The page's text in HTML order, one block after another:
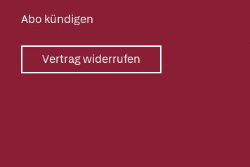
Abo kündigen
Vertrag widerrufen